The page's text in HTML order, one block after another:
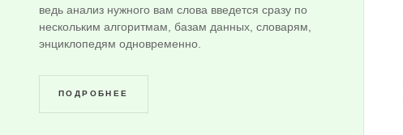
ведь анализ нужного вам слова введется сразу по
нескольким алгоритмам, базам данных, словарям,
энциклопедям одновременно.
ПОДРОБНЕЕ